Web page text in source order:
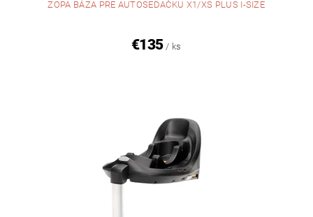
ZOPA BÁZA PRE AUTOSEDAČKU X1/XS PLUS I-SIZE
€135 / ks